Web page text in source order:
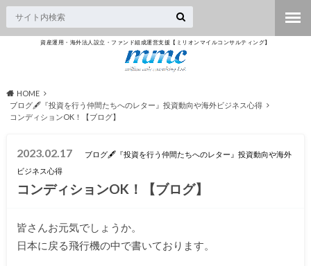
資産運用・海外法人設立・ファンド組成運営支援【ミリオンマイルコンサルティング】
HOME
ブログ🖋『投資を行う仲間たちへのレター』投資動向や海外ビジネス心得
コンディションOK！【ブログ】
2023.02.17
ブログ🖋『投資を行う仲間たちへのレター』投資動向や海外
ビジネス心得
コンディションOK！【ブログ】
皆さんお元気でしょうか。
日本に戻る飛行機の中で書いております。